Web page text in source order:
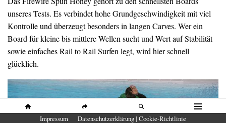
SHARE SUCHE
unseres Tests. Es verbindet hohe Grundgeschwindigkeit mit viel
Kontrolle und überzeugt besonders in langen Carves. Wer ein
Board für kleine bis mittlere Wellen sucht und Wert auf Stabilität
sowie einfaches Rail to Rail Surfen legt, wird hier schnell
glücklich.
Impressum Datenschutzerklärung | Cookie-Richtlinie